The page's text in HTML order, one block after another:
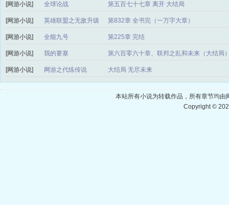
[网游小说] 全球论战 第五百七十七章 离开 大结局
[网游小说] 英雄联盟之无敌升级 第832章 全书完（一万字大章）
[网游小说] 全能九号 第225章 完结
[网游小说] 我的要塞 第六百零六十章、联邦之乱和未来（大结局
[网游小说] 网游之代练传说 大结局 无尽未来
本站所有小说为转载作品，所有章节均
Copyright ©